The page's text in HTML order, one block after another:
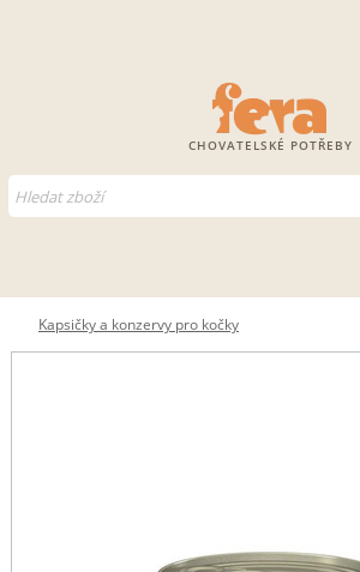
CHOVATELSKÉ POTŘEBY
Kapsičky a konzervy pro kočky